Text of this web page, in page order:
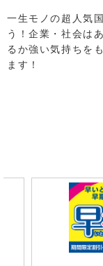
一生モノの超人気
う！企業・社会は
るか強い気持ちを
ます！